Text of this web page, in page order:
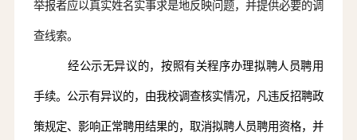
举报者应以真实姓名实事求是地反映问题，并提供必要的调
查线索。
经公示无异议的，按照有关程序办理拟聘人员聘用
手续。公示有异议的，由我校调查核实情况，凡违反招聘政
策规定、影响正常聘用结果的，取消拟聘人员聘用资格，并